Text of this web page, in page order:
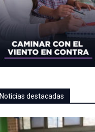
Noticias destacadas